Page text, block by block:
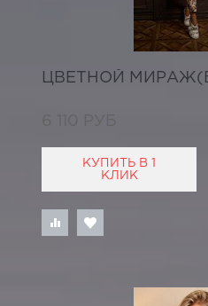
ЦВЕТНОЙ
6 110 РУБ
КУПИТЬ В 1
КЛИК